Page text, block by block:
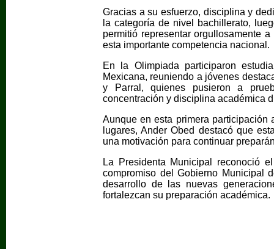
Gracias a su esfuerzo, disciplina y
la categoría de nivel bachillerato,
permitió representar orgullosamente
esta importante competencia nacional.
En la Olimpiada participaron
Mexicana, reuniendo a jóvenes
y Parral, quienes pusieron a
concentración y disciplina académica
Aunque en esta primera
lugares, Ander Obed destacó que
una motivación para continuar
La Presidenta Municipal reconoció
compromiso del Gobierno Municipal
desarrollo de las nuevas
fortalezcan su preparación académica.